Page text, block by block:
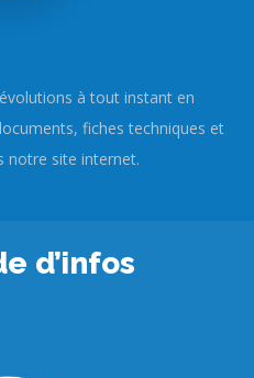
à tout instant en
fiches techniques et
notre site internet.
d’infos